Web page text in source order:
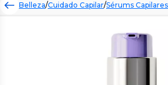
Belleza/Cuidado Capilar/Sérums